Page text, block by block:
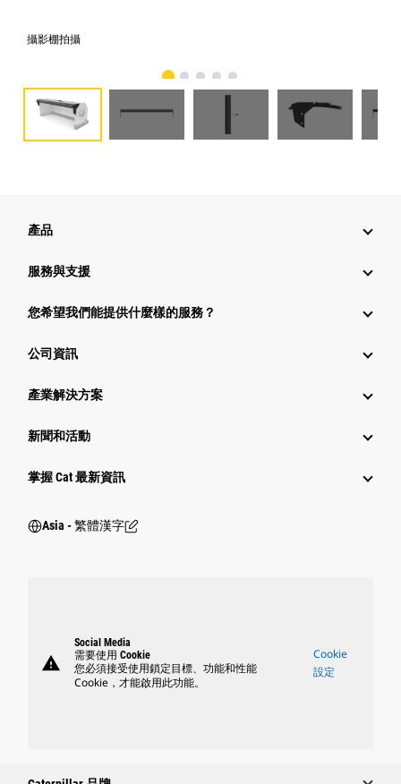
攝影棚拍攝
產品
服務與支援
您希望我們能提供什麼樣的服務？
公司資訊
產業解決方案
新聞和活動
掌握 Cat 最新資訊
Asia - 繁體漢字
warning
Social Media
需要使用 Cookie
您必須接受使用鎖定目標、功能和性能
Cookie，才能啟用此功能。
Cookie
設定